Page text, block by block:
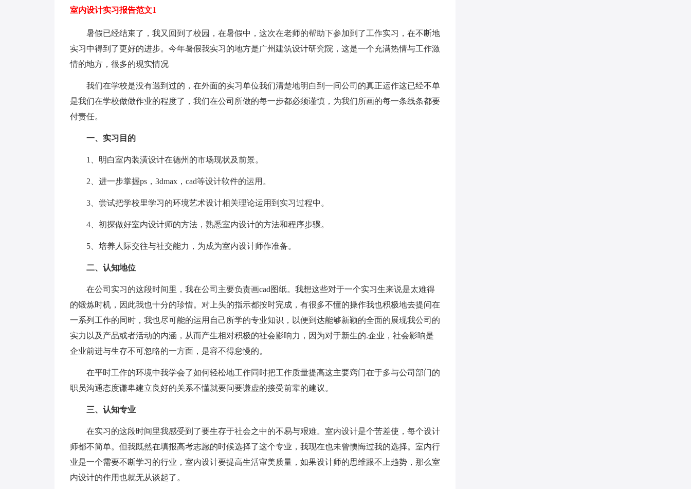
室内设计实习报告范文1
暑假已经结束了，我又回到了校园，在暑假中，这次在老师的帮助下参加到了工作实习，在不断地
实习中得到了更好的进步。今年暑假我实习的地方是广州建筑设计研究院，这是一个充满热情与工作激
情的地方，很多的现实情况
我们在学校是没有遇到过的，在外面的实习单位我们清楚地明白到一间公司的真正运作这已经不单
是我们在学校做做作业的程度了，我们在公司所做的每一步都必须谨慎，为我们所画的每一条线条都要
付责任。
一、实习目的
1、明白室内装潢设计在德州的市场现状及前景。
2、进一步掌握ps，3dmax，cad等设计软件的运用。
3、尝试把学校里学习的环境艺术设计相关理论运用到实习过程中。
4、初探做好室内设计师的方法，熟悉室内设计的方法和程序步骤。
5、培养人际交往与社交能力，为成为室内设计师作准备。
二、认知地位
在公司实习的这段时间里，我在公司主要负责画cad图纸。我想这些对于一个实习生来说是太难得
的锻炼时机，因此我也十分的珍惜。对上头的指示都按时完成，有很多不懂的操作我也积极地去提问在
一系列工作的同时，我也尽可能的运用自己所学的专业知识，以便到达能够新颖的全面的展现我公司的
实力以及产品或者活动的内涵，从而产生相对积极的社会影响力，因为对于新生的.企业，社会影响是
企业前进与生存不可忽略的一方面，是容不得怠慢的。
在平时工作的环境中我学会了如何轻松地工作同时把工作质量提高这主要窍门在于多与公司部门的
职员沟通态度谦卑建立良好的关系不懂就要问要谦虚的接受前辈的建议。
三、认知专业
在实习的这段时间里我感受到了要生存于社会之中的不易与艰难。室内设计是个苦差使，每个设计
师都不简单。但我既然在填报高考志愿的时候选择了这个专业，我现在也未曾懊悔过我的选择。室内行
业是一个需要不断学习的行业，室内设计要提高生活审美质量，如果设计师的思维跟不上趋势，那么室
内设计的作用也就无从谈起了。